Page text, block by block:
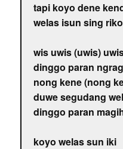
tapi koyo dene
welas isun sing
wis uwis (uwis)
dinggo paran
nong kene (nong
duwe segudang
dinggo paran
koyo welas sun iki